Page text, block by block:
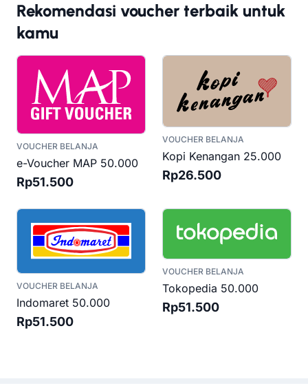
Rekomendasi voucher terbaik untuk
kamu
VOUCHER BELANJA
e-Voucher MAP 50.000
Rp51.500
VOUCHER BELANJA
Kopi Kenangan 25.000
Rp26.500
VOUCHER BELANJA
Indomaret 50.000
Rp51.500
VOUCHER BELANJA
Tokopedia 50.000
Rp51.500